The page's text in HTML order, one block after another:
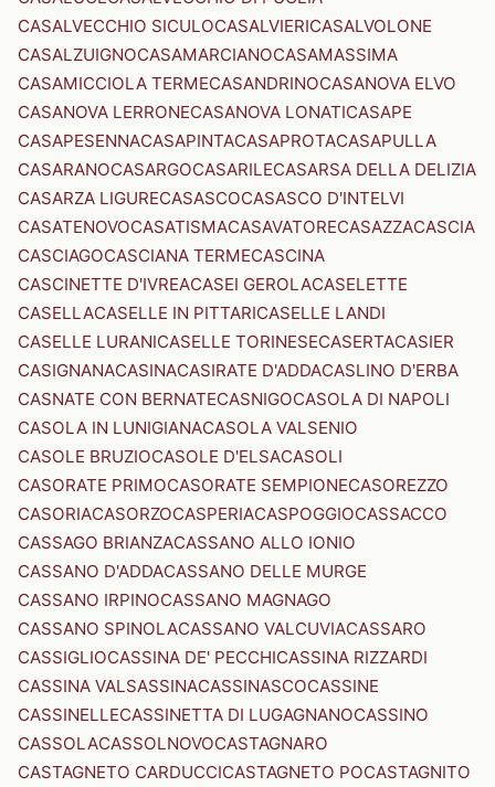
CASALVECCHIO SICULOCASALVIERICASALVOLONE
CASALZUIGNOCASAMARCIANOCASAMASSIMA
CASAMICCIOLA TERMECASANDRINOCASANOVA ELVO
CASANOVA LERRONECASANOVA LONATICASAPE
CASAPESENNACASAPINTACASAPROTACASAPULLA
CASARANOCASARGOCASARILECASARSA DELLA DELIZIA
CASARZA LIGURECASASCOCASASCO D'INTELVI
CASATENOVOCASATISMACASAVATORECASAZZACASCIA
CASCIAGOCASCIANA TERMECASCINA
CASCINETTE D'IVREACASEI GEROLACASELETTE
CASELLACASELLE IN PITTARICASELLE LANDI
CASELLE LURANICASELLE TORINESECASERTACASIER
CASIGNANACASINACASIRATE D'ADDACASLINO D'ERBA
CASNATE CON BERNATECASNIGOCASOLA DI NAPOLI
CASOLA IN LUNIGIANACASOLA VALSENIO
CASOLE BRUZIOCASOLE D'ELSACASOLI
CASORATE PRIMOCASORATE SEMPIONECASOREZZO
CASORIACASORZOCASPERIACASPOGGIOCASSACCO
CASSAGO BRIANZACASSANO ALLO IONIO
CASSANO D'ADDACASSANO DELLE MURGE
CASSANO IRPINOCASSANO MAGNAGO
CASSANO SPINOLACASSANO VALCUVIACASSARO
CASSIGLIOCASSINA DE' PECCHICASSINA RIZZARDI
CASSINA VALSASSINACASSINASCOCASSINE
CASSINELLECASSINETTA DI LUGAGNANOCASSINO
CASSOLACASSOLNOVOCASTAGNARO
CASTAGNETO CARDUCCICASTAGNETO POCASTAGNITO